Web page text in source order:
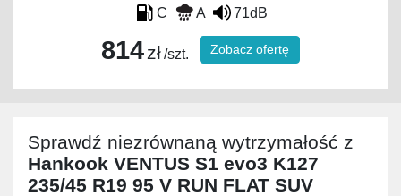
C A 71dB
814zł/szt. Zobacz ofertę
Sprawdź niezrównaną wytrzymałość z
Hankook VENTUS S1 evo3 K127
235/45 R19 95 V RUN FLAT SUV